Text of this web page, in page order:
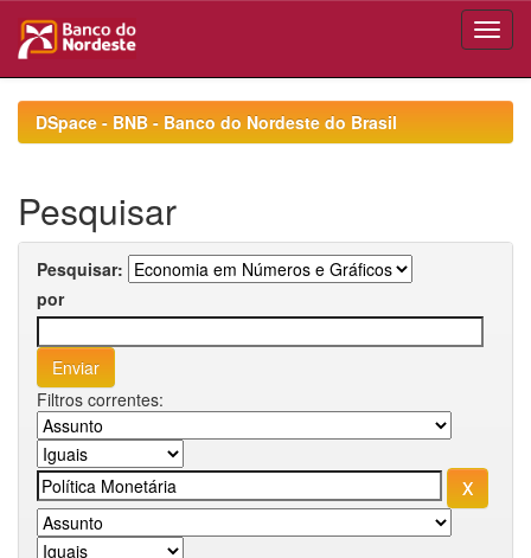
navigationDSpace - BNB - Banco do Nordeste do Brasil
Pesquisar
Pesquisar:
por
Filtros correntes: